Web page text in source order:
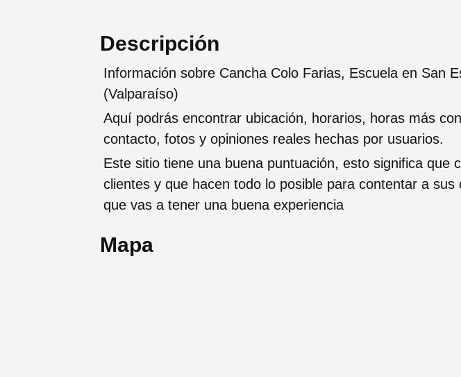
Descripción
Información sobre Cancha Colo Farias, Escuela en San
(Valparaíso)
Aquí podrás encontrar ubicación, horarios, horas más
contacto, fotos y opiniones reales hechas por usuarios.
Este sitio tiene una buena puntuación, esto significa que
clientes y que hacen todo lo posible para contentar a sus
que vas a tener una buena experiencia
Mapa